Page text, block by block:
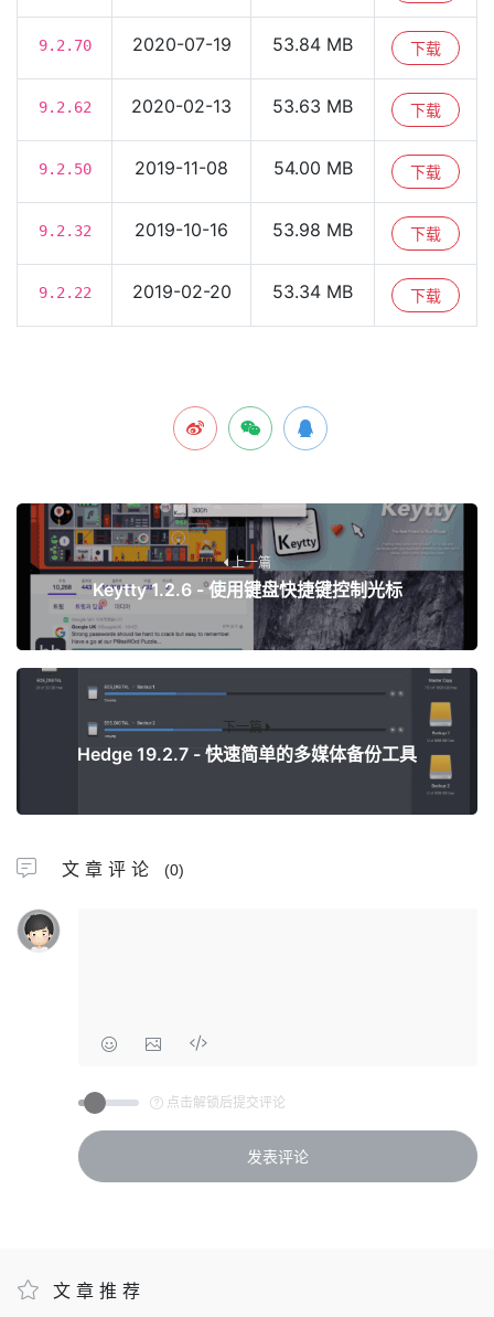
9.2.70 2020-07-19 53.84 MB 下载
9.2.62 2020-02-13 53.63 MB 下载
9.2.50 2019-11-08 54.00 MB 下载
9.2.32 2019-10-16 53.98 MB 下载
9.2.22 2019-02-20 53.34 MB 下载
上一篇
Keytty 1.2.6 - 使用键盘快捷键控制光标
下一篇
Hedge 19.2.7 - 快速简单的多媒体备份工具
文章评论 (0)
点击解锁后提交评论
文章推荐